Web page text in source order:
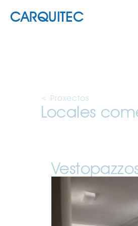
CARQUITEC
< Proxectos
Locales